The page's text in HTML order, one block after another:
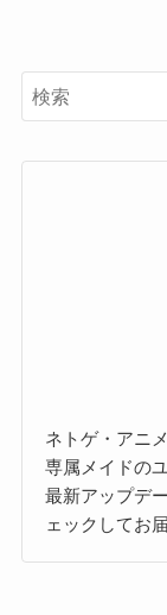
ネトゲ・アニ
専属メイドの
最新アップデ
ェックしてお